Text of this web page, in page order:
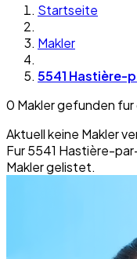
Startseite
Makler
5541 Hastière-
0 Makler gefunden
Aktuell keine Makler
Fur 5541 Hastière-
Makler gelistet.